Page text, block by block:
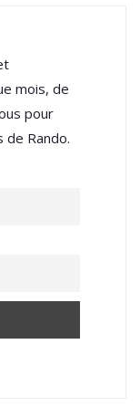
mois, de
pour
Rando.